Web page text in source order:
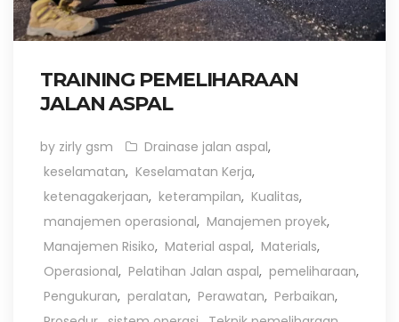
TRAINING PEMELIHARAAN
JALAN ASPAL
by zirly gsm Drainase jalan aspal,
keselamatan, Keselamatan Kerja,
ketenagakerjaan, keterampilan, Kualitas,
manajemen operasional, Manajemen proyek,
Manajemen Risiko, Material aspal, Materials,
Operasional, Pelatihan Jalan aspal, pemeliharaan,
Pengukuran, peralatan, Perawatan, Perbaikan,